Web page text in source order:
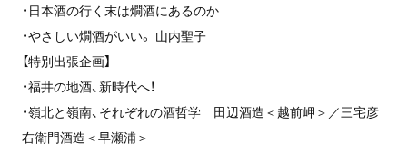
・日本酒の行く末は燗酒にあるのか
・やさしい燗酒がいい。 山内聖子
【特別出張企画】
・福井の地酒、新時代へ！
・嶺北と嶺南、それぞれの酒哲学 田辺酒造＜越前岬＞／三宅彦
右衛門酒造＜早瀬浦＞